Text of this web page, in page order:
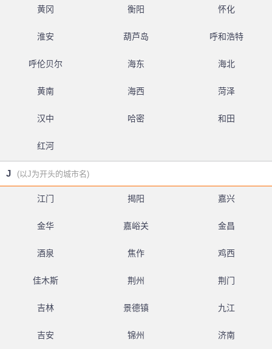
黄冈 衡阳 怀化
淮安 葫芦岛 呼和浩特
呼伦贝尔 海东 海北
黄南 海西 菏泽
汉中 哈密 和田
红河
J (以J为开头的城市名)
江门 揭阳 嘉兴
金华 嘉峪关 金昌
酒泉 焦作 鸡西
佳木斯 荆州 荆门
吉林 景德镇 九江
吉安 锦州 济南